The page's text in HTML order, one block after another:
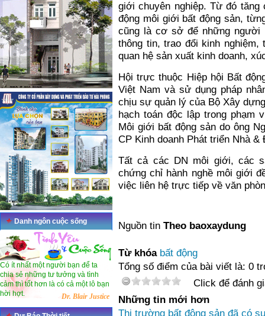
Danh ngôn cuộc sống
Có ít nhất một người bạn để ta
chia sẻ những tư tưởng và tình
cảm thì tốt hơn là có cả một lô bạn
hời hợt.
Dr. Blair Justice
giới chuyên nghiệp. Từ đó
động môi giới bất động sản,
cũng là cơ sở để những người
thông tin, trao đổi kinh
quan hệ sản xuất kinh doanh,
Hội trực thuộc Hiệp hội Bất
Việt Nam và sử dụng pháp
chịu sự quản lý của Bộ Xây
hạch toán độc lập trong phạm
Môi giới bất động sản do ông
CP Kinh doanh Phát triển Nhà
Tất cả các DN môi giới, các
chứng chỉ hành nghề môi giới
việc liên hệ trực tiếp về văn
Nguồn tin Theo baoxaydung
Từ khóa bất động
Tổng số điểm của bài viết là: 0
Click để đánh
Những tin mới hơn
Thị trường bất động sản đã có